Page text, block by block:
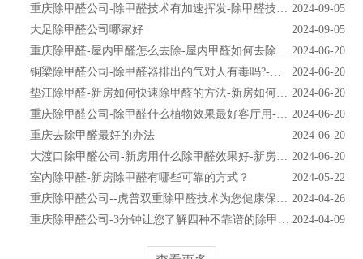
2024-09-05
重庆除甲醛公司-除甲醛技术有加速挥发-除甲醛技术有哪些
2024-09-05
大足除甲醛公司哪家好
2024-06-20
重庆除甲醛-屋内甲醛怎么去除-屋内甲醛如何去除小窍门
2024-06-20
铜梁除甲醛公司-除甲醛器排出的气对人有毒吗?-除甲醛器的原理
2024-06-20
垫江除甲醛-新房如何快速除甲醛的方法-新房如何快速除甲醛
2024-06-20
重庆除甲醛公司-除甲醛什么植物效果最好客厅用-除甲醛什么植物最有效方法
2024-06-20
重庆去除甲醛最好的办法
2024-06-20
大渡口除甲醛公司-新房用什么除甲醛效果好-新房怎么快速去除甲醛
2024-05-22
室内除甲醛-新房除甲醛有哪些可靠的方式？
2024-04-26
重庆除甲醛公司--虎普双重除甲醛技术为您健康保驾护航
2024-04-09
重庆除甲醛公司-3分钟让您了解四种不靠谱的除甲醛方法